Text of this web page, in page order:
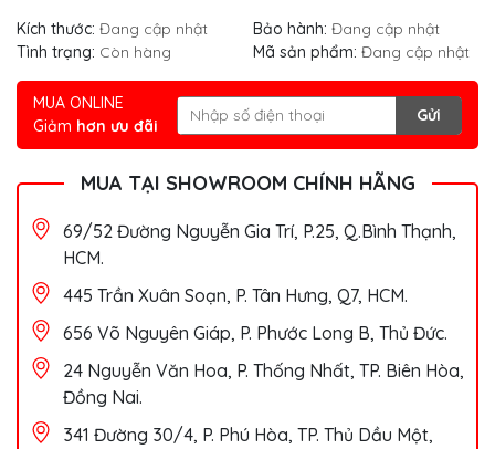
Kích thước: Đang cập nhật Bảo hành: Đang cập nhật
Tình trạng: Còn hàng Mã sản phẩm: Đang cập nhật
MUA ONLINE
Giảm hơn ưu đãi
Gửi
MUA TẠI SHOWROOM CHÍNH HÃNG
69/52 Đường Nguyễn Gia Trí, P.25, Q.Bình Thạnh,
HCM.
445 Trần Xuân Soạn, P. Tân Hưng, Q7, HCM.
656 Võ Nguyên Giáp, P. Phước Long B, Thủ Đức.
24 Nguyễn Văn Hoa, P. Thống Nhất, TP. Biên Hòa,
Đồng Nai.
341 Đường 30/4, P. Phú Hòa, TP. Thủ Dầu Một,